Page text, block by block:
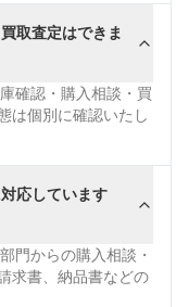
取査定はできま
確認・購入相談・買
は個別に確認いたし
応しています
門からの購入相談・
求書、納品書などの